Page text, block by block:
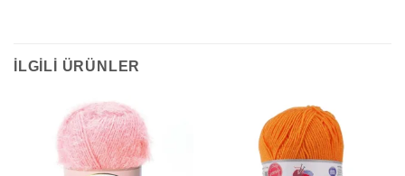
İLGILI ÜRÜNLER